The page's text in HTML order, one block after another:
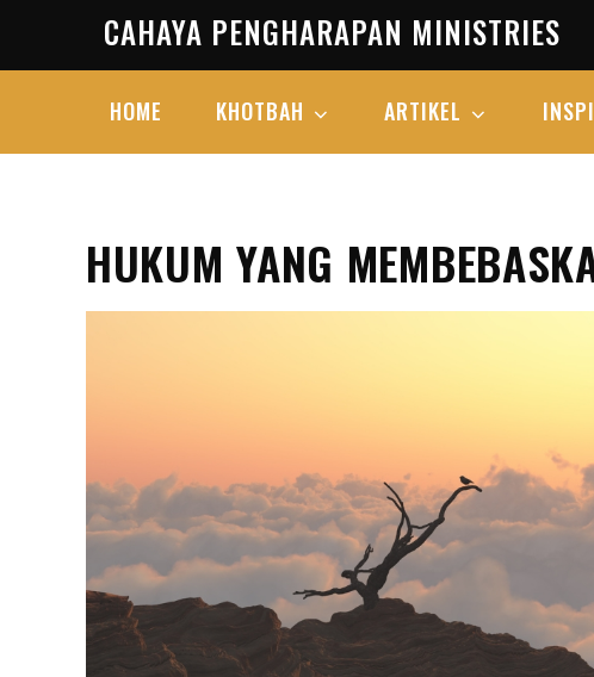
content
CAHAYA PENGHARAPAN MINISTRIES
HOME KHOTBAH ARTIKEL
HUKUM YANG